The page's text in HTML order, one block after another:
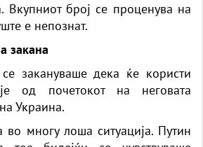
Вкупниот број се проценува на
е непознат.
закана
закануваше дека ќе користи
од почетокот на неговата
Украина.
во многу лоша ситуација. Путин